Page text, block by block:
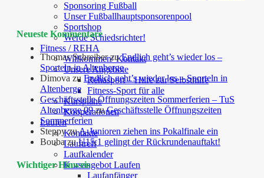
Sponsoring Fußball
Unser Fußballhauptsponsorenpool
Sportshop
Werde Schiedsrichter!
Fitness / REHA
Willkommen/ Kontakt
Unsere Angebote
Rehasport – Hilfe zur Selbsthilfe
Fitness-Sport für alle
Kurspläne
Kooperationen
Laufen
Kontakte
Lauftreff
Laufkalender
Kursangebot Laufen
Laufanfänger
Neueste Kommentare
Thomas SchreiberzuEndlich geht’s wieder los –
Sporteln in Altenberge
Dimova zu Endlich geht’s wieder los – Sporteln in
Altenberge
Geschäftsstelle Öffnungszeiten Sommerferien – TuS
Altenberge 09zuGeschäftsstelle Öffnungszeiten
Sommerferien
SteppyzuA-Junioren ziehen ins Pokalfinale ein
BoubazuU15.1 gelingt der Rückrundenauftakt!
Wichtiger Hinweis